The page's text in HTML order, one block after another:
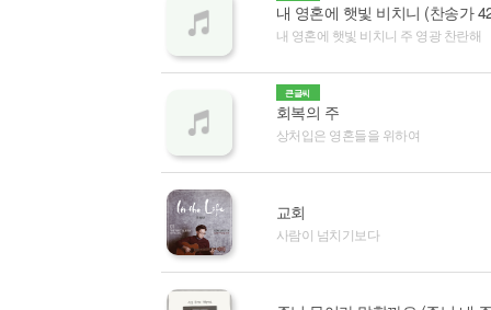
내 영혼에 햇빛 비치니 (찬송가 428
내 영혼에 햇빛 비치니 주 영광 찬란해
큰글씨
회복의 주
상처입은 영혼들을 위하여
교회
사람이 넘치기보다